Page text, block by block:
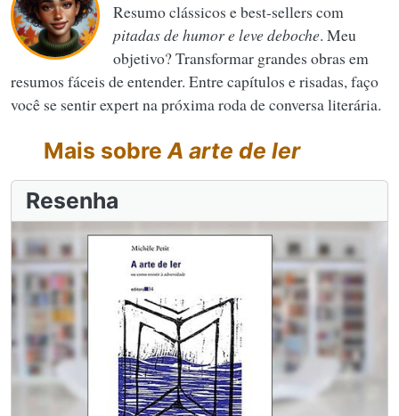
Resumo clássicos e best-sellers com
pitadas de humor e leve deboche. Meu
objetivo? Transformar grandes obras em
resumos fáceis de entender. Entre capítulos e risadas, faço
você se sentir expert na próxima roda de conversa literária.
Mais sobreA arte de ler
Resenha